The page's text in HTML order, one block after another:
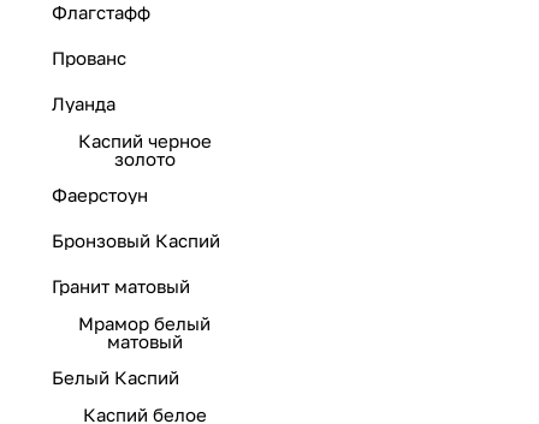
Флагстафф
Прованс
Луанда
Каспий черное
золото
Фаерстоун
Бронзовый Каспий
Гранит матовый
Мрамор белый
матовый
Белый Каспий
Каспий белое